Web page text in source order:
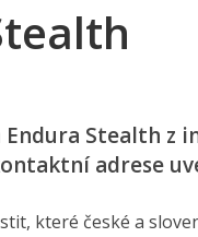
Stealth z
adrese
které české a